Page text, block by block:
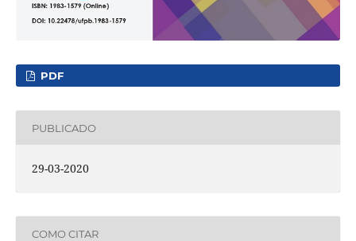
PDF
PUBLICADO
29-03-2020
COMO CITAR